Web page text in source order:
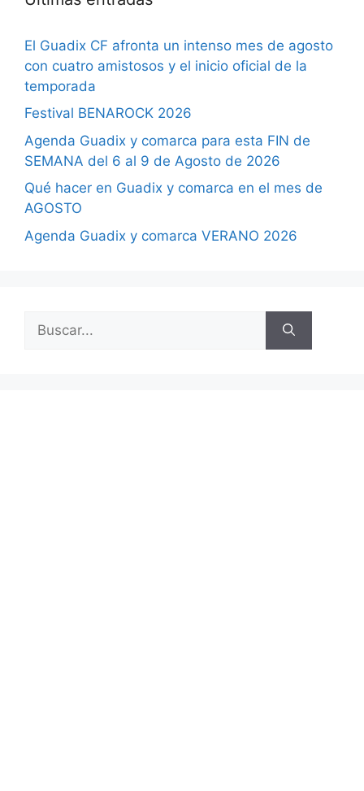
El Guadix CF afronta un intenso mes de agosto
con cuatro amistosos y el inicio oficial de la
temporada
Festival BENAROCK 2026
Agenda Guadix y comarca para esta FIN de
SEMANA del 6 al 9 de Agosto de 2026
Qué hacer en Guadix y comarca en el mes de
AGOSTO
Agenda Guadix y comarca VERANO 2026